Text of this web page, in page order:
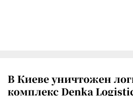
В Киеве уничтожен
комплекс Denka